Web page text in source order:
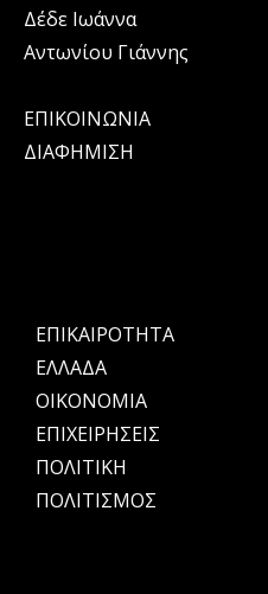
Δέδε Ιωάννα
Αντωνίου Γιάννης
ΕΠΙΚΟΙΝΩΝΙΑ
ΔΙΑΦΗΜΙΣΗ
ΕΠΙΚΑΙΡΟΤΗΤΑ
ΕΛΛΑΔΑ
OIKONOMIA
ΕΠΙΧΕΙΡΗΣΕΙΣ
ΠΟΛΙΤΙΚΗ
ΠΟΛΙΤΙΣΜΟΣ